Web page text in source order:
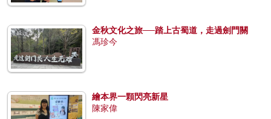
金秋文化之旅──踏上古蜀道，走過劍門關
馮珍今
繪本界一顆閃亮新星
陳家偉